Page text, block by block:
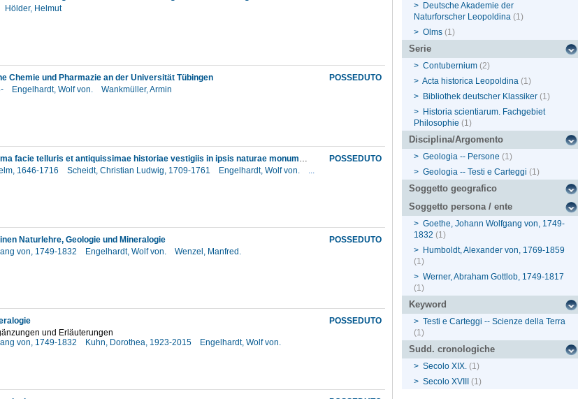
Hölder, Helmut
POSSEDUTO
Chemie und Pharmazie an der Universität Tübingen
Engelhardt, Wolf von.
Wankmüller, Armin
POSSEDUTO
Protogaea sive de prima facie telluris et antiquissimae historiae vestigiis in ipsis naturae monumentis dissertatio
1646-1716
Scheidt, Christian Ludwig, 1709-1761 Engelhardt, Wolf von.
...
POSSEDUTO
Naturlehre, Geologie und Mineralogie
von, 1749-1832
Engelhardt, Wolf von.
Wenzel, Manfred.
POSSEDUTO
und Erläuterungen
von, 1749-1832
Kuhn, Dorothea, 1923-2015
Engelhardt, Wolf von.
> Deutsche Akademie der
Naturforscher Leopoldina (1)
> Olms (1)
Serie
> Contubernium (2)
> Acta historica Leopoldina (1)
> Bibliothek deutscher Klassiker (1)
> Historia scientiarum. Fachgebiet
Philosophie (1)
Disciplina/Argomento
> Geologia -- Persone (1)
> Geologia -- Testi e Carteggi (1)
Soggetto geografico
Soggetto persona / ente
> Goethe, Johann Wolfgang von, 1749-
1832 (1)
> Humboldt, Alexander von, 1769-1859
(1)
> Werner, Abraham Gottlob, 1749-1817
(1)
Keyword
> Testi e Carteggi -- Scienze della Terra
(1)
Sudd. cronologiche
> Secolo XIX. (1)
> Secolo XVIII (1)